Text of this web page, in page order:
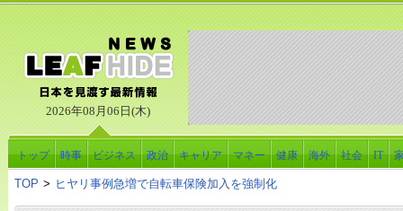
2026年08月06日(木)
トップ 時事 ビジネス 政治 キャリア マネー 健康 海外 社会 IT
TOP > ヒヤリ事例急増で自転車保険加入を強制化